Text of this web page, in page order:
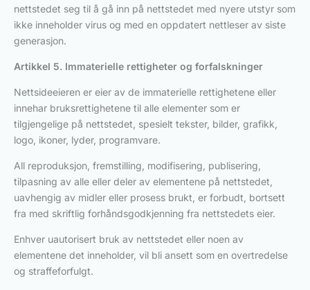
nettstedet seg til å gå inn på nettstedet med nyere utstyr som
ikke inneholder virus og med en oppdatert nettleser av siste
generasjon.
Artikkel 5. Immaterielle rettigheter og forfalskninger
Nettsideeieren er eier av de immaterielle rettighetene eller
innehar bruksrettighetene til alle elementer som er
tilgjengelige på nettstedet, spesielt tekster, bilder, grafikk,
logo, ikoner, lyder, programvare.
All reproduksjon, fremstilling, modifisering, publisering,
tilpasning av alle eller deler av elementene på nettstedet,
uavhengig av midler eller prosess brukt, er forbudt, bortsett
fra med skriftlig forhåndsgodkjenning fra nettstedets eier.
Enhver uautorisert bruk av nettstedet eller noen av
elementene det inneholder, vil bli ansett som en overtredelse
og straffeforfulgt.